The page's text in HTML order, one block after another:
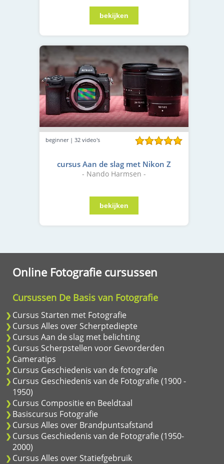
beginner | 32 video's
cursus Aan de slag met Nikon Z
- Nando Harmsen -
Online Fotografie cursussen
Cursussen De Basis van Fotografie
Cursus Starten met Fotografie
Cursus Alles over Scherptediepte
Cursus Aan de slag met belichting
Cursus Scherpstellen voor Gevorderden
Cameratips
Cursus Geschiedenis van de fotografie
Cursus Geschiedenis van de Fotografie (1900 -
1950)
Cursus Compositie en Beeldtaal
Basiscursus Fotografie
Cursus Alles over Brandpuntsafstand
Cursus Geschiedenis van de Fotografie (1950-
2000)
Cursus Alles over Statiefgebruik